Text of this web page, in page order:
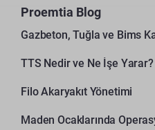
Proemtia Blog
TTS Nedir ve Ne İşe Yarar?
Filo Akaryakıt Yönetimi